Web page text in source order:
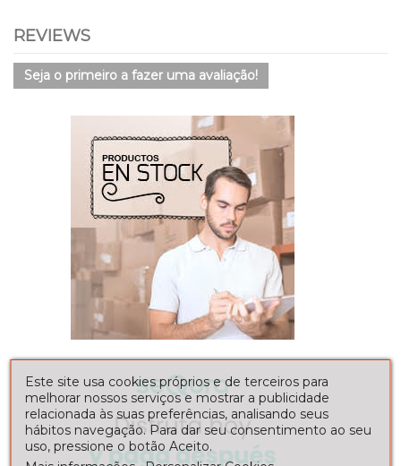
REVIEWS
Seja o primeiro a fazer uma avaliação!
Este site usa cookies próprios e de terceiros para
melhorar nossos serviços e mostrar a publicidade
relacionada às suas preferências, analisando seus
hábitos navegação. Para dar seu consentimento ao seu
uso, pressione o botão Aceito.